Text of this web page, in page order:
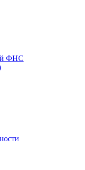
ФНС